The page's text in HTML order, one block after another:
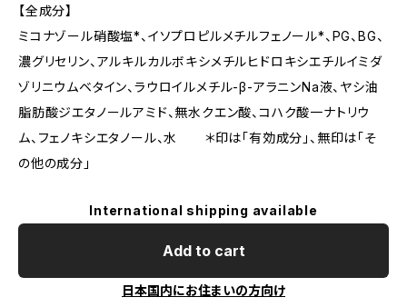
【全成分】
ミコナゾール硝酸塩*、イソプロピルメチルフェノール*、PG、BG、
濃グリセリン、アルキルカルボキシメチルヒドロキシエチルイミダ
ゾリニウムベタイン、ラウロイルメチル-β-アラニンNa液、ヤシ油
脂肪酸ジエタノールアミド、無水クエン酸、コハク酸一ナトリウ
ム、フェノキシエタノール、水 ＊印は「有効成分」、無印は「そ
の他の成分」
International shipping available
Add to cart
日本国内にお住まいの方向け